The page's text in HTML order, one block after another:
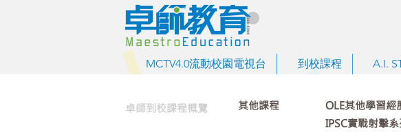
MCTV4.0流動校園電視台 到校課程 A.I.
卓師到校課程概覽
其他課程
IPSC實戰射擊
OLE其他學習經